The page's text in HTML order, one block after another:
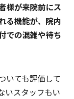
様が来院前にス
る機能が、院内
での混雑や待ち
いても評価して
いスタッフもい